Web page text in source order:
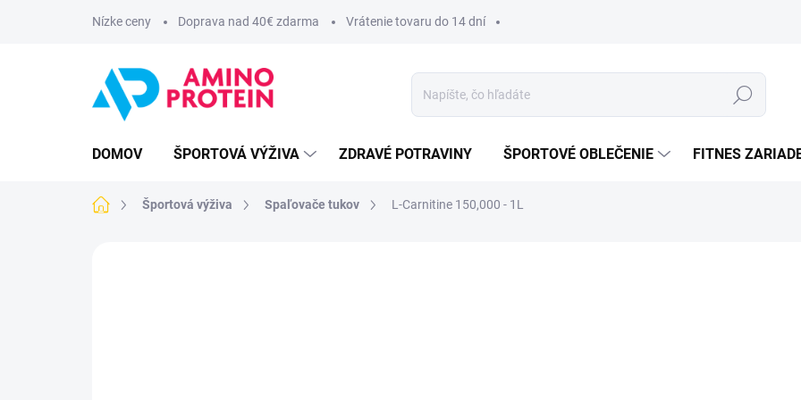
Nízke ceny Doprava nad 40€ zdarma Vrátenie tovaru do 14 dní
Hľadať
DOMOV ŠPORTOVÁ VÝŽIVA ZDRAVÉ POTRAVINY ŠPORTOVÉ OBLEČENIE FITNES
DomovŠportová výživa Spaľovače tukov L-Carnitine 150,000 - 1L